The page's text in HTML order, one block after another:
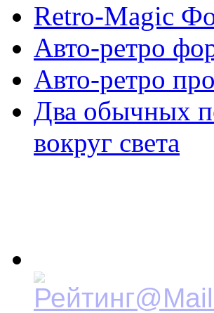
Retro-Magic
Авто-ретро
Авто-ретро
Два обычных
вокруг света